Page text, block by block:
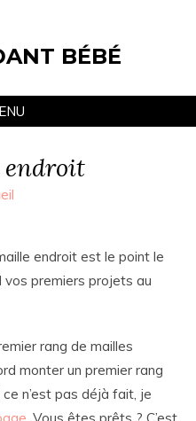
BÉBÉ
endroit est le point le
vos premiers projets au
rang de mailles
monter un premier rang
n’est pas déjà fait, je